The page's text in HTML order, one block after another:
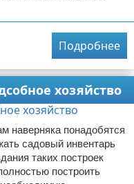
Подробнее
хозяйство
наверняка понадобятся
садовый инвентарь
таких построек
построить